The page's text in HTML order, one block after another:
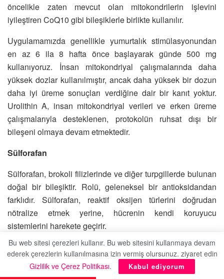
öncelikle zaten mevcut olan mitokondrilerin işlevini
iyileştiren CoQ10 gibi bileşiklerle birlikte kullanılır.
Uygulamamızda genellikle yumurtalık stimülasyonundan
en az 6 ila 8 hafta önce başlayarak günde 500 mg
kullanıyoruz. İnsan mitokondriyal çalışmalarında daha
yüksek dozlar kullanılmıştır, ancak daha yüksek bir dozun
daha iyi üreme sonuçları verdiğine dair bir kanıt yoktur.
Urolithin A, insan mitokondriyal verileri ve erken üreme
çalışmalarıyla desteklenen, protokolün ruhsat dışı bir
bileşeni olmaya devam etmektedir.
Sülforafan
Sülforafan, brokoli filizlerinde ve diğer turpgillerde bulunan
doğal bir bileşiktir. Rolü, geleneksel bir antioksidandan
farklıdır. Sülforafan, reaktif oksijen türlerini doğrudan
nötralize etmek yerine, hücrenin kendi koruyucu
sistemlerini harekete geçirir.
Başlıca etkisi Nrf2 yolu üzerinden gerçekleşir. Normal
koşullar altında, Nrf2 nispeten inaktif kalır. Hücre oksidatif
veya metabolik strese maruz kaldığında, Nrf2 çekirdeğe
Bu web sitesi çerezleri kullanır. Bu web sitesini kullanmaya devam
ederek çerezlerin kullanılmasına izin vermiş olursunuz. ziyaret edin
Gizlilik ve Çerez Politikası. Kabul ediyorum